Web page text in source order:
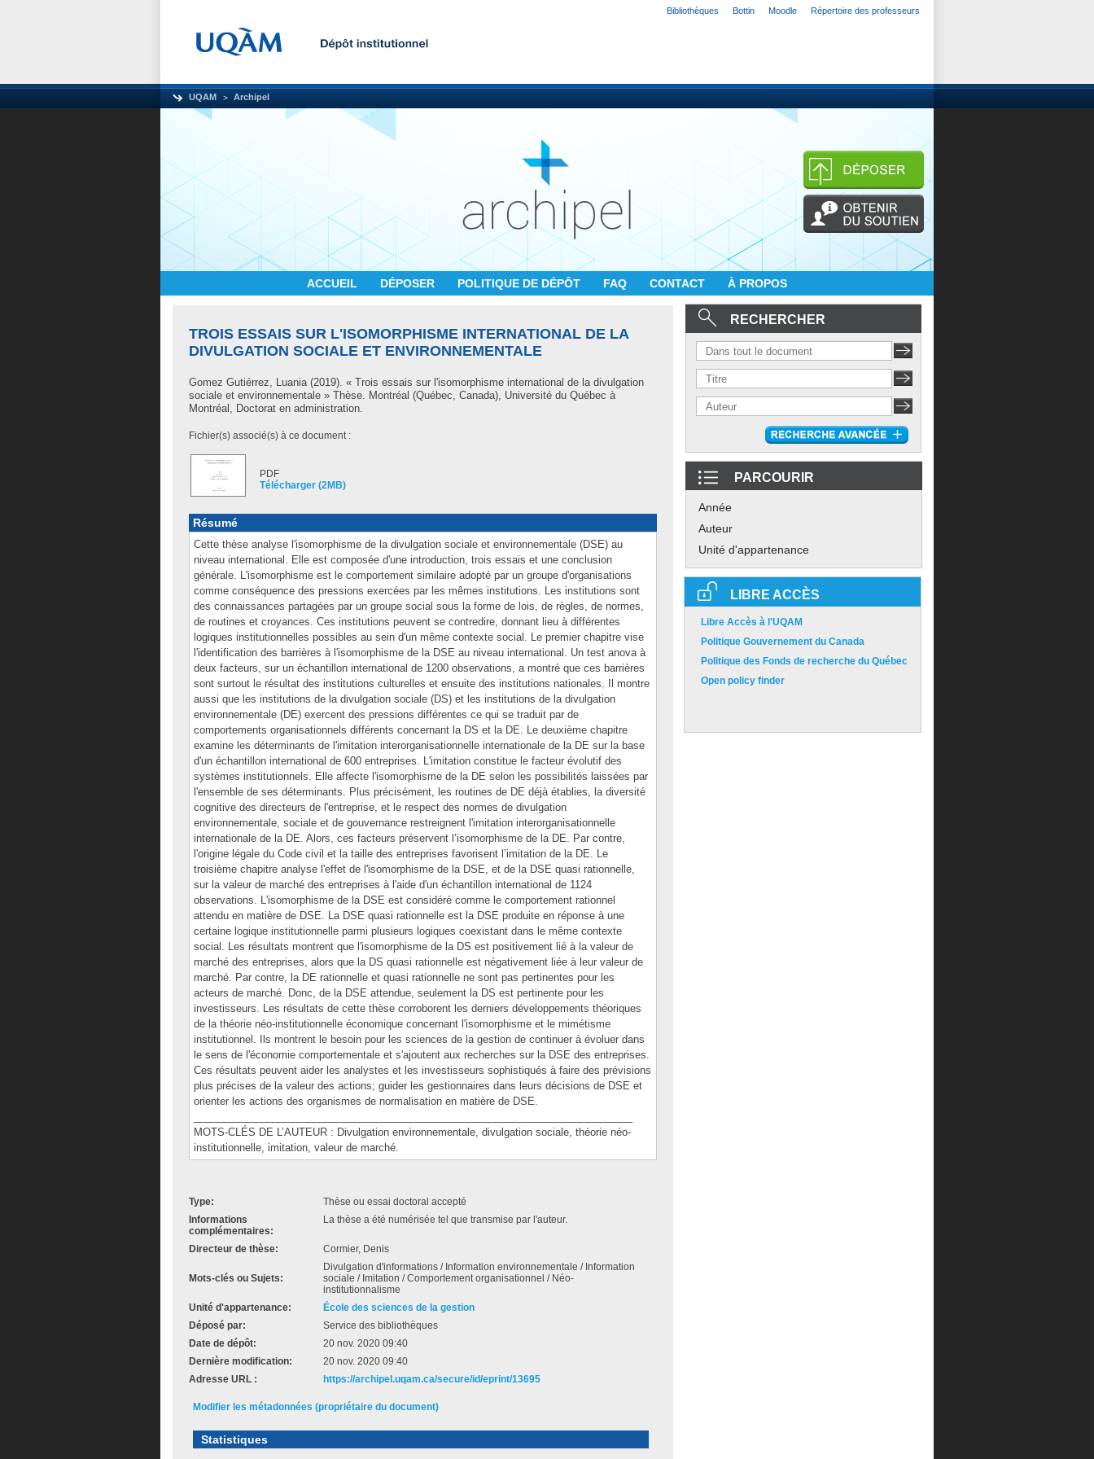
Bibliothèques Bottin Moodle Répertoire des professeurs
UQAM Archipel
ACCUEIL DÉPOSER POLITIQUE DE DÉPÔT FAQ CONTACT À PROPOS
TROIS ESSAIS SUR L'ISOMORPHISME INTERNATIONAL DE LA
DIVULGATION SOCIALE ET ENVIRONNEMENTALE
Gomez Gutiérrez, Luania(2019). « Trois essais sur l'isomorphisme international de la divulgation
sociale et environnementale » Thèse. Montréal (Québec, Canada), Université du Québec à
Montréal, Doctorat en administration.
Fichier(s) associé(s) à ce document :
PDF
Télécharger (2MB)
Résumé
Cette thèse analyse l'isomorphisme de la divulgation sociale et environnementale (DSE) au
niveau international. Elle est composée d'une introduction, trois essais et une conclusion
générale. L'isomorphisme est le comportement similaire adopté par un groupe d'organisations
comme conséquence des pressions exercées par les mêmes institutions. Les institutions sont
des connaissances partagées par un groupe social sous la forme de lois, de règles, de normes,
de routines et croyances. Ces institutions peuvent se contredire, donnant lieu à différentes
logiques institutionnelles possibles au sein d'un même contexte social. Le premier chapitre vise
l'identification des barrières à l'isomorphisme de la DSE au niveau international. Un test anova à
deux facteurs, sur un échantillon international de 1200 observations, a montré que ces barrières
sont surtout le résultat des institutions culturelles et ensuite des institutions nationales. Il montre
aussi que les institutions de la divulgation sociale (DS) et les institutions de la divulgation
environnementale (DE) exercent des pressions différentes ce qui se traduit par de
comportements organisationnels différents concernant la DS et la DE. Le deuxième chapitre
examine les déterminants de l'imitation interorganisationnelle internationale de la DE sur la base
d'un échantillon international de 600 entreprises. L'imitation constitue le facteur évolutif des
systèmes institutionnels. Elle affecte l'isomorphisme de la DE selon les possibilités laissées par
l'ensemble de ses déterminants. Plus précisément, les routines de DE déjà établies, la diversité
cognitive des directeurs de l'entreprise, et le respect des normes de divulgation
environnementale, sociale et de gouvernance restreignent l'imitation interorganisationnelle
internationale de la DE. Alors, ces facteurs préservent l’isomorphisme de la DE. Par contre,
l'origine légale du Code civil et la taille des entreprises favorisent l’imitation de la DE. Le
troisième chapitre analyse l'effet de l'isomorphisme de la DSE, et de la DSE quasi rationnelle,
sur la valeur de marché des entreprises à l'aide d'un échantillon international de 1124
observations. L'isomorphisme de la DSE est considéré comme le comportement rationnel
attendu en matière de DSE. La DSE quasi rationnelle est la DSE produite en réponse à une
certaine logique institutionnelle parmi plusieurs logiques coexistant dans le même contexte
social. Les résultats montrent que l'isomorphisme de la DS est positivement lié à la valeur de
marché des entreprises, alors que la DS quasi rationnelle est négativement liée à leur valeur de
marché. Par contre, la DE rationnelle et quasi rationnelle ne sont pas pertinentes pour les
acteurs de marché. Donc, de la DSE attendue, seulement la DS est pertinente pour les
investisseurs. Les résultats de cette thèse corroborent les derniers développements théoriques
de la théorie néo-institutionnelle économique concernant l'isomorphisme et le mimétisme
institutionnel. Ils montrent le besoin pour les sciences de la gestion de continuer à évoluer dans
le sens de l'économie comportementale et s'ajoutent aux recherches sur la DSE des entreprises.
Ces résultats peuvent aider les analystes et les investisseurs sophistiqués à faire des prévisions
plus précises de la valeur des actions; guider les gestionnaires dans leurs décisions de DSE et
orienter les actions des organismes de normalisation en matière de DSE.
MOTS-CLÉS DE L’AUTEUR : Divulgation environnementale, divulgation sociale, théorie néo-
institutionnelle, imitation, valeur de marché.
Type:
Thèse ou essai doctoral accepté
Informations
complémentaires:
La thèse a été numérisée tel que transmise par l'auteur.
Directeur de thèse: Cormier, Denis
Mots-clés ou Sujets:
Divulgation d'informations / Information environnementale / Information
sociale / Imitation / Comportement organisationnel / Néo-
institutionnalisme
Unité d'appartenance:
École des sciences de la gestion
Déposé par:
Service des bibliothèques
Date de dépôt:
20 nov. 2020 09:40
Dernière modification:
20 nov. 2020 09:40
Adresse URL :
https://archipel.uqam.ca/secure/id/eprint/13695
Modifier les métadonnées (propriétaire du document)
Statistiques
RECHERCHER
PARCOURIR
Année
Auteur
Unité d'appartenance
LIBRE ACCÈS
Libre Accès à l'UQAM
Politique Gouvernement du Canada
Politique des Fonds de recherche du Québec
Open policy finder